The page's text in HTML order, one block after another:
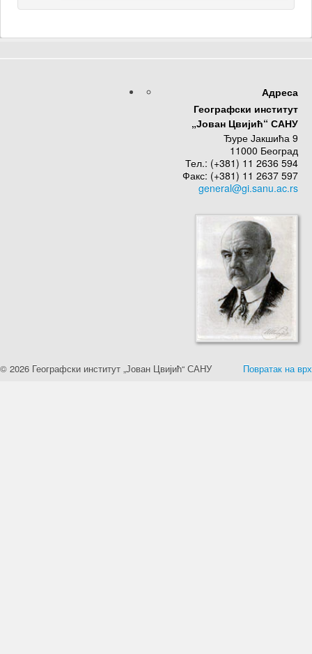
Адреса
Географски институт
„Јован Цвијић“ САНУ
Ђуре Јакшића 9
11000 Београд
Тел.: (+381) 11 2636 594
Факс: (+381) 11 2637 597
Повратак на врх
© 2026 Географски институт „Јован Цвијић“ САНУ